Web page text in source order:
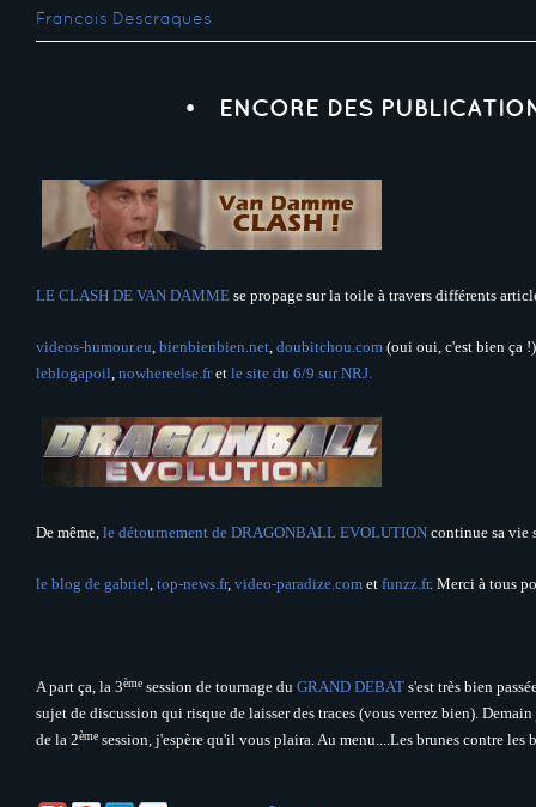
Francois Descraques
ENCORE DES
LE CLASH DE VAN DAMME se propage sur la toile à travers différents
videos-humour.eu, bienbienbien.net, doubitchou.com (oui oui, c'est bien ça
leblogapoil, nowhereelse.fret le site du 6/9 sur NRJ.
De même, le détournement de DRAGONBALL EVOLUTION continue sa vie
le blog de gabriel, top-news.fr, video-paradize.com et funzz.fr. Merci à tous
A part ça, la 3ème session de tournage du GRAND DEBAT s'est très bien
sujet de discussion qui risque de laisser des traces (vous verrez bien).
de la 2ème session, j'espère qu'il vous plaira. Au menu....Les brunes contre